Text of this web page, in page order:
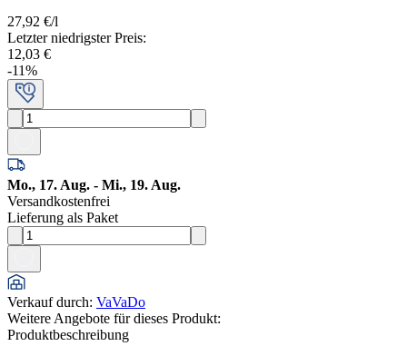
27,92 €/l
Letzter niedrigster Preis:
12,03 €
-11%
Mo., 17. Aug. - Mi., 19. Aug.
Versandkostenfrei
Lieferung als Paket
Verkauf durch: VaVaDo
Weitere Angebote für dieses Produkt:
Produktbeschreibung